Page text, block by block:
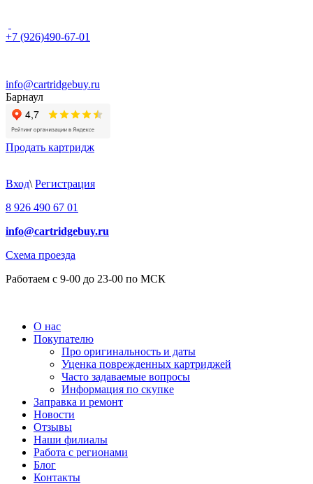
+7 (926)490-67-01
info@cartridgebuy.ru
Барнаул
Продать картридж
Вход\ Регистрация
8 926 490 67 01
info@cartridgebuy.ru
Схема проезда
Работаем с 9-00 до 23-00 по МСК
О нас
Покупателю
Про оригинальность и даты
Уценка поврежденных картриджей
Часто задаваемые вопросы
Информация по скупке
Заправка и ремонт
Новости
Отзывы
Наши филиалы
Работа с регионами
Блог
Контакты